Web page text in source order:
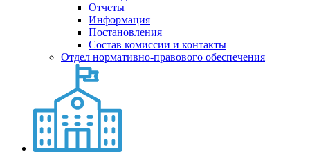
Отчеты
Информация
Постановления
Состав комиссии и контакты
Отдел нормативно-правового обеспечения